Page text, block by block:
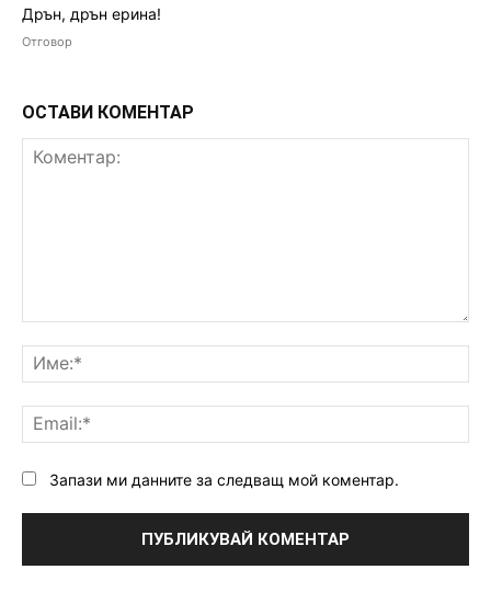
Дрън, дрън ерина!
Отговор
ОСТАВИ КОМЕНТАР
Запази ми данните за следващ мой коментар.